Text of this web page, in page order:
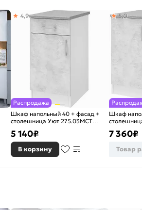
Распродажа
Шкаф напольный 40 + фасад +
столешница Уют 275.03МСТ
4,9
5 140₽
В корзину
Шкаф
5,0
7 360₽
Товар